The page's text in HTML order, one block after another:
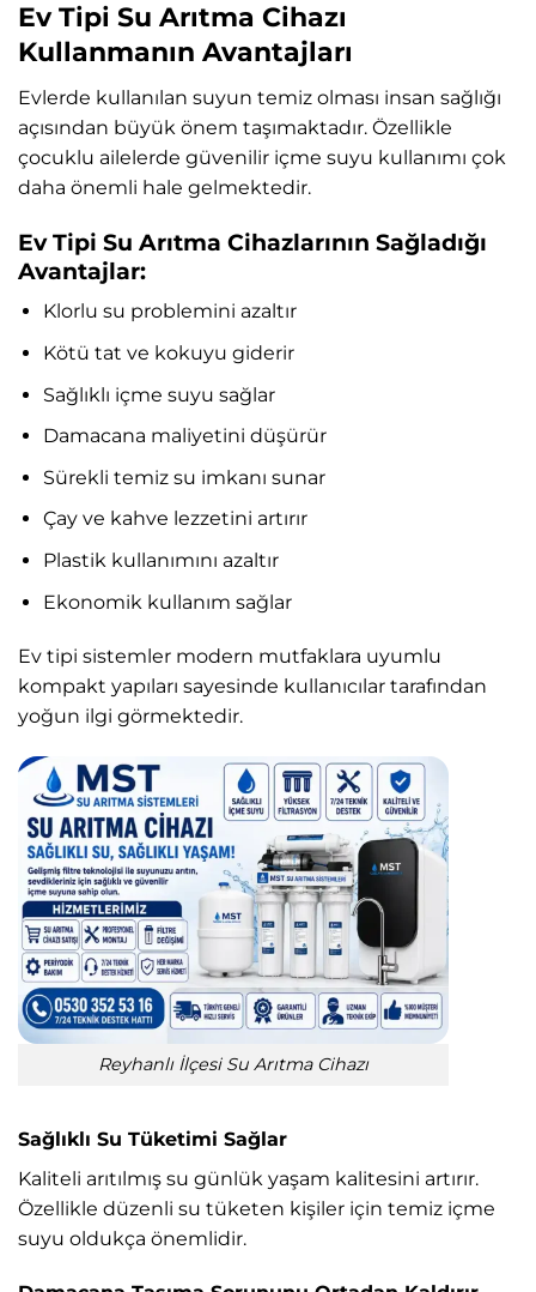
Ev Tipi Su Arıtma Cihazı
Kullanmanın Avantajları
Evlerde kullanılan suyun temiz olması insan sağlığı
açısından büyük önem taşımaktadır. Özellikle
çocuklu ailelerde güvenilir içme suyu kullanımı çok
daha önemli hale gelmektedir.
Ev Tipi Su Arıtma Cihazlarının Sağladığı
Avantajlar:
Klorlu su problemini azaltır
Kötü tat ve kokuyu giderir
Sağlıklı içme suyu sağlar
Damacana maliyetini düşürür
Sürekli temiz su imkanı sunar
Çay ve kahve lezzetini artırır
Plastik kullanımını azaltır
Ekonomik kullanım sağlar
Ev tipi sistemler modern mutfaklara uyumlu
kompakt yapıları sayesinde kullanıcılar tarafından
yoğun ilgi görmektedir.
Reyhanlı İlçesi Su Arıtma Cihazı
Sağlıklı Su Tüketimi Sağlar
Kaliteli arıtılmış su günlük yaşam kalitesini artırır.
Özellikle düzenli su tüketen kişiler için temiz içme
suyu oldukça önemlidir.